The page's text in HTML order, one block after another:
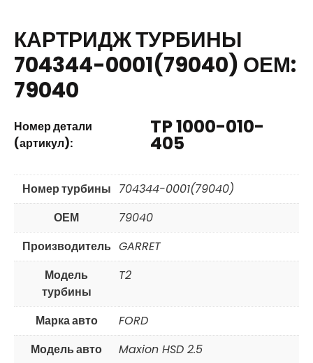
КАРТРИДЖ ТУРБИНЫ
704344-0001(79040) ОЕМ:
79040
Номер детали
(артикул):
TP 1000-010-
405
Номер турбины 704344-0001(79040)
ОЕМ
79040
Производитель GARRET
Модель
турбины
T2
Марка авто
FORD
Модель авто
Maxion HSD 2.5